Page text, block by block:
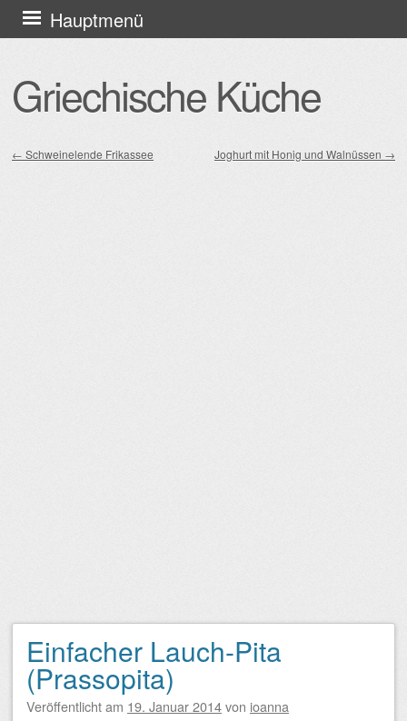
Griechische Küche
Hauptmenü
Zum
Inhalt
← Schweinelende Frikassee Joghurt mit Honig und Walnüssen →
Einfacher Lauch-Pita
(Prassopita)
Veröffentlicht am 19. Januar 2014von ioanna